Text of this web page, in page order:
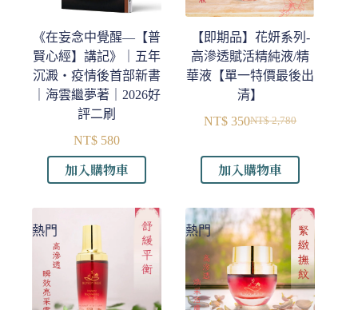
《在妄念中覺醒—【普
賢心經】講記》｜五年
沉澱・疫情後首部新書
｜海雲繼夢著｜2026好
評二刷
NT$ 580
加入購物車
【即期品】花妍系列-
高滲透賦活精純液/精
華液【單一特價最後出
清】
NT$2,780
價
格：
NT$ 2,780。
NT$ 350
價
格：
NT$ 350。
加入購物車
熱門 熱門